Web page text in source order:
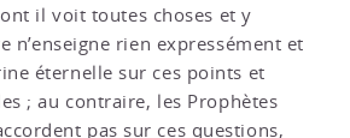
il voit toutes choses et y
n’enseigne rien expressément et
éternelle sur ces points et
; au contraire, les Prophètes
pas sur ces questions,